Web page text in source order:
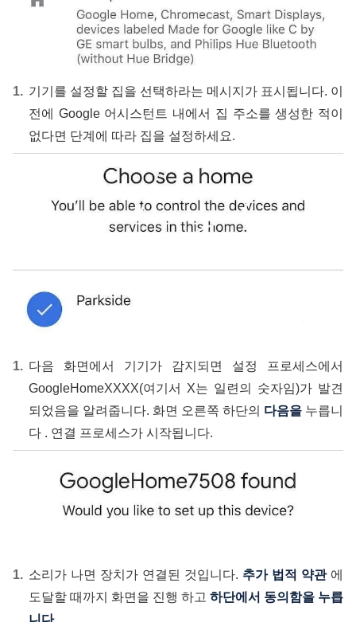
기기를 설정할 집을 선택하라는 메시지가 표시됩니다. 이
전에 Google 어시스턴트 내에서 집 주소를 생성한 적이
없다면 단계에 따라 집을 설정하세요.
다음 화면에서 기기가 감지되면 설정 프로세스에서
GoogleHomeXXXX(여기서 X는 일련의 숫자임)가 발견
되었음을 알려줍니다. 화면 오른쪽 하단의 다음을 누릅니
다 . 연결 프로세스가 시작됩니다.
소리가 나면 장치가 연결된 것입니다. 추가 법적 약관에
도달할 때까지 화면을 진행 하고 하단에서 동의함을 누릅
니다.